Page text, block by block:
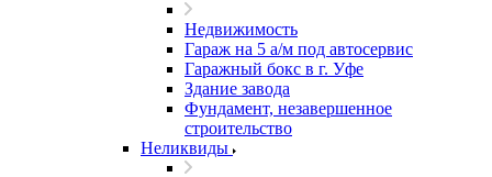
Недвижимость
Гараж на 5 а/м под автосервис
Гаражный бокс в г. Уфе
Здание завода
Фундамент, незавершенное
строительство
Неликвиды